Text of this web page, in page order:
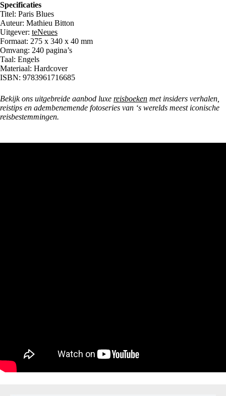
Specificaties
Titel: Paris Blues
Auteur: Mathieu Bitton
Uitgever: teNeues
Formaat: 275 x 340 x 40 mm
Omvang: 240 pagina’s
Taal: Engels
Materiaal: Hardcover
ISBN: 9783961716685
Bekijk ons uitgebreide aanbod luxe reisboeken met insiders verhalen,
reistips en adembenemende fotoseries van ‘s werelds meest iconische
reisbestemmingen.